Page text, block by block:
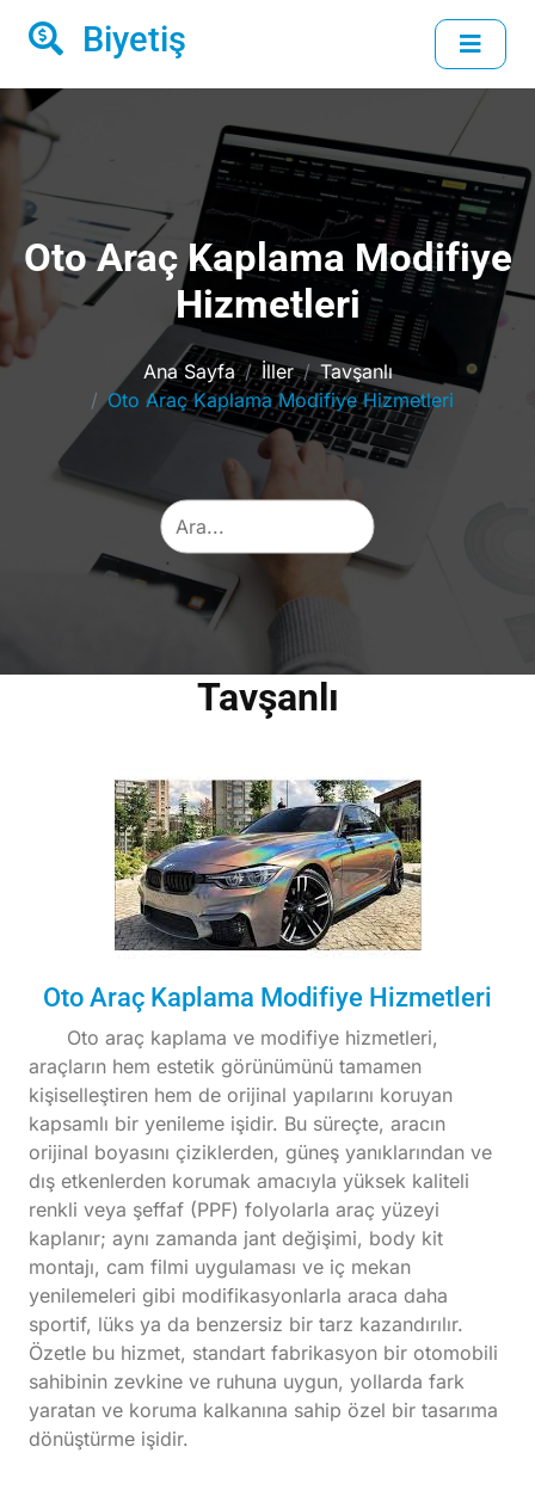
Biyetiş
Oto Araç Kaplama Modifiye
Hizmetleri
Ana Sayfa İller
Tavşanlı
Oto Araç Kaplama Modifiye Hizmetleri
Tavşanlı
Oto Araç Kaplama Modifiye Hizmetleri
Oto araç kaplama ve modifiye hizmetleri,
araçların hem estetik görünümünü tamamen
kişiselleştiren hem de orijinal yapılarını koruyan
kapsamlı bir yenileme işidir. Bu süreçte, aracın
orijinal boyasını çiziklerden, güneş yanıklarından ve
dış etkenlerden korumak amacıyla yüksek kaliteli
renkli veya şeffaf (PPF) folyolarla araç yüzeyi
kaplanır; aynı zamanda jant değişimi, body kit
montajı, cam filmi uygulaması ve iç mekan
yenilemeleri gibi modifikasyonlarla araca daha
sportif, lüks ya da benzersiz bir tarz kazandırılır.
Özetle bu hizmet, standart fabrikasyon bir otomobili
sahibinin zevkine ve ruhuna uygun, yollarda fark
yaratan ve koruma kalkanına sahip özel bir tasarıma
dönüştürme işidir.